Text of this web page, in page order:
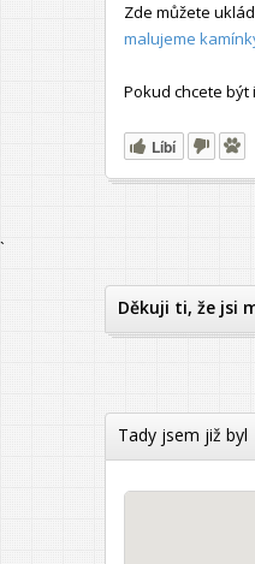
Zde můžete
malujeme
Pokud chcete
Líbí
`
Děkuji ti, že jsi
Tady jsem již byl